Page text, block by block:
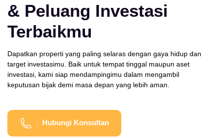
& Peluang Investasi
Terbaikmu
Dapatkan properti yang paling selaras dengan gaya hidup dan
target investasimu. Baik untuk tempat tinggal maupun aset
investasi, kami siap mendampingimu dalam mengambil
keputusan bijak demi masa depan yang lebih aman.
Hubungi Konsultan